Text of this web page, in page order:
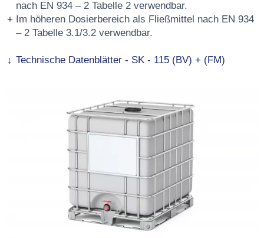
nach EN 934 – 2 Tabelle 2 verwendbar.
Im höheren Dosierbereich als Fließmittel nach EN 934
– 2 Tabelle 3.1/3.2 verwendbar.
Technische Datenblätter - SK - 115 (BV) + (FM)